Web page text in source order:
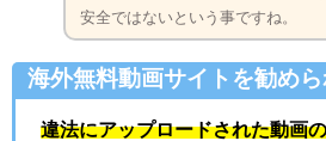
安全ではないという事ですね。
海外無料動画サイトを勧め
違法にアップロードされた動画